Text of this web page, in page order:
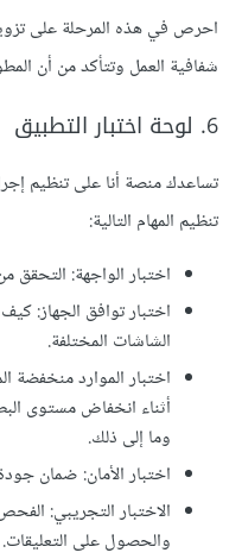
احرص في هذه المرحلة على
شفافية العمل وتتأكد من أن
6. لوحة اختبار التطبيق
تساعدك منصة أنا على تنظيم
تنظيم المهام التالية:
اختبار الواجهة: التحقق
اختبار توافق الجهاز:
الشاشات المختلفة.
اختبار الموارد
أثناء انخفاض مستوى
وما إلى ذلك.
اختبار الأمان: ضمان
الاختبار التجريبي:
والحصول على التعليقات.